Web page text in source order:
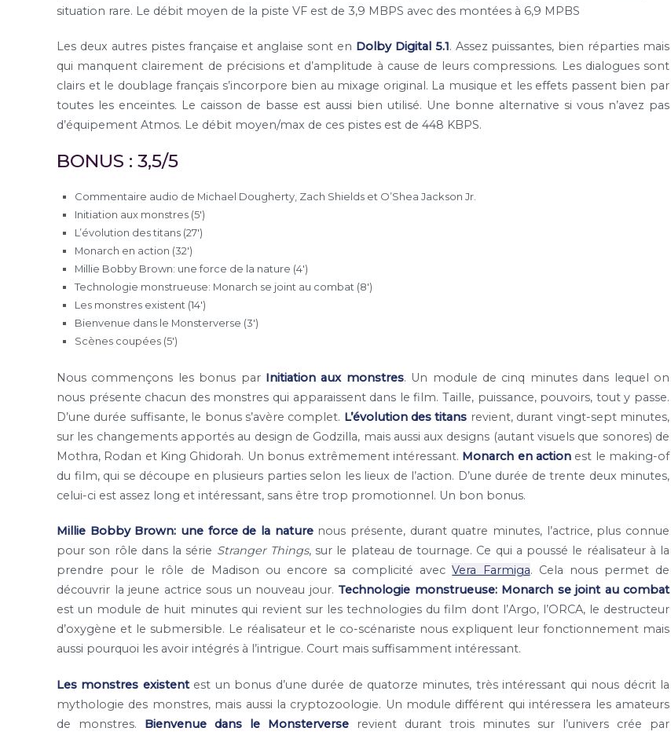
situation rare. Le débit moyen de la piste VF est de 3,9 MBPS avec des montées à 6,9 MPBS
Les deux autres pistes française et anglaise sont en Dolby Digital 5.1. Assez puissantes, bien réparties mais
qui manquent clairement de précisions et d’amplitude à cause de leurs compressions. Les dialogues sont
clairs et le doublage français s’incorpore bien au mixage original. La musique et les effets passent bien par
toutes les enceintes. Le caisson de basse est aussi bien utilisé. Une bonne alternative si vous n’avez pas
d’équipement Atmos. Le débit moyen/max de ces pistes est de 448 KBPS.
BONUS : 3,5/5
Commentaire audio de Michael Dougherty, Zach Shields et O’Shea Jackson Jr.
Initiation aux monstres (5′)
L’évolution des titans (27′)
Monarch en action (32′)
Millie Bobby Brown: une force de la nature (4′)
Technologie monstrueuse: Monarch se joint au combat (8′)
Les monstres existent (14′)
Bienvenue dans le Monsterverse (3′)
Scènes coupées (5′)
Nous commençons les bonus par Initiation aux monstres. Un module de cinq minutes dans lequel on
nous présente chacun des monstres qui apparaissent dans le film. Taille, puissance, pouvoirs, tout y passe.
D’une durée suffisante, le bonus s’avère complet. L’évolution des titans revient, durant vingt-sept minutes,
sur les changements apportés au design de Godzilla, mais aussi aux designs (autant visuels que sonores) de
Mothra, Rodan et King Ghidorah. Un bonus extrêmement intéressant. Monarch en actionest le making-of
du film, qui se découpe en plusieurs parties selon les lieux de l’action. D’une durée de trente deux minutes,
celui-ci est assez long et intéressant, sans être trop promotionnel. Un bon bonus.
Millie Bobby Brown: une force de la naturenous présente, durant quatre minutes, l’actrice, plus connue
pour son rôle dans la série Stranger Things, sur le plateau de tournage. Ce qui a poussé le réalisateur à la
prendre pour le rôle de Madison ou encore sa complicité avecVera Farmiga. Cela nous permet de
découvrir la jeune actrice sous un nouveau jour. Technologie monstrueuse: Monarch se joint au combat
est un module de huit minutes qui revient sur les technologies du film dont l’Argo, l’ORCA, le destructeur
d’oxygène et le submersible. Le réalisateur et le co-scénariste nous expliquent leur fonctionnement mais
aussi pourquoi les avoir intégrés à l’intrigue. Court mais suffisamment intéressant.
Les monstres existentest un bonus d’une durée de quatorze minutes, très intéressant qui nous décrit la
mythologie des monstres, mais aussi la cryptozoologie. Un module différent qui intéressera les amateurs
de monstres. Bienvenue dans le Monsterverse revient durant trois minutes sur l’univers crée par